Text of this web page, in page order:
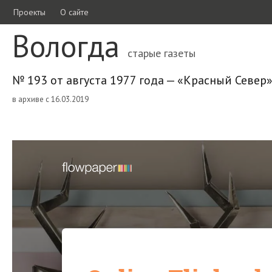
Проекты О сайте
Вологда старые газеты
№ 193 от августа 1977 года — «Красный Север»
в архиве с 16.03.2019